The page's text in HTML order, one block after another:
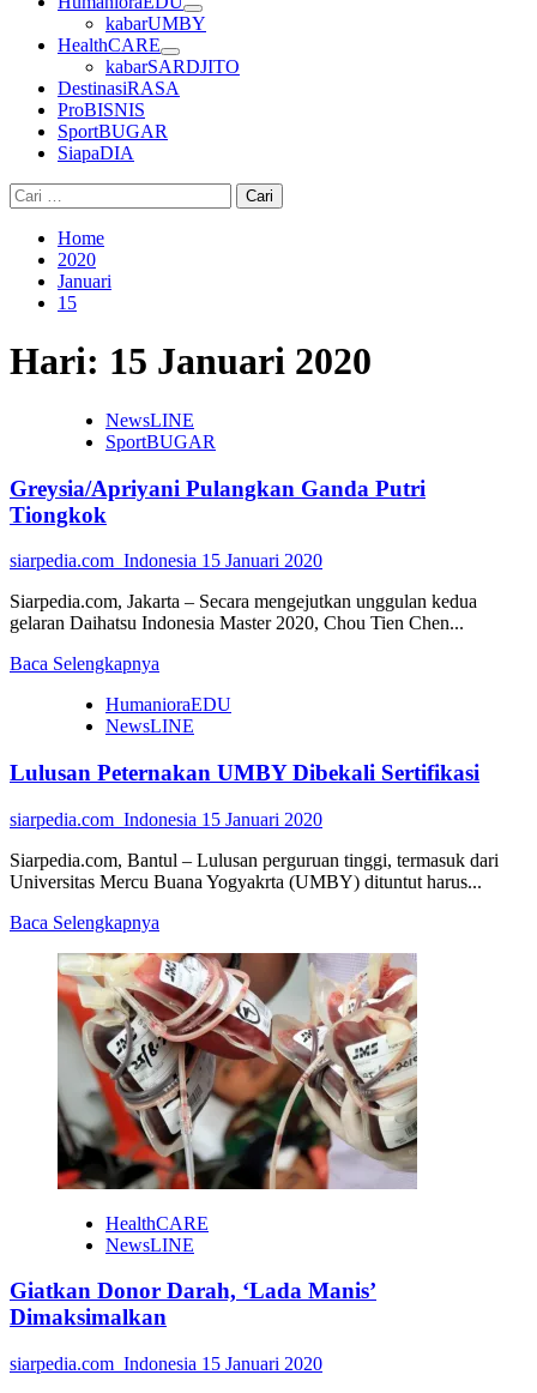
kabarUMBY
HealthCARE
kabarSARDJITO
DestinasiRASA
ProBISNIS
SportBUGAR
SiapaDIA
Cari
untuk:
Home
2020
Januari
15
Hari: 15 Januari 2020
NewsLINE
SportBUGAR
Greysia/Apriyani Pulangkan Ganda Putri
Tiongkok
siarpedia.com_Indonesia 15 Januari 2020
Siarpedia.com, Jakarta – Secara mengejutkan unggulan kedua
gelaran Daihatsu Indonesia Master 2020, Chou Tien Chen...
Baca Selengkapnya
about
Greysia/Apriyani
Ganda
Tiongkok
HumanioraEDU
NewsLINE
Lulusan Peternakan UMBY Dibekali Sertifikasi
siarpedia.com_Indonesia 15 Januari 2020
Siarpedia.com, Bantul – Lulusan perguruan tinggi, termasuk dari
Universitas Mercu Buana Yogyakrta (UMBY) dituntut harus...
Baca Selengkapnya
about
Lulusan
Peternakan
UMBY
Dibekali
Sertifikasi
HealthCARE
NewsLINE
Giatkan Donor Darah, ‘Lada Manis’
Dimaksimalkan
siarpedia.com_Indonesia 15 Januari 2020